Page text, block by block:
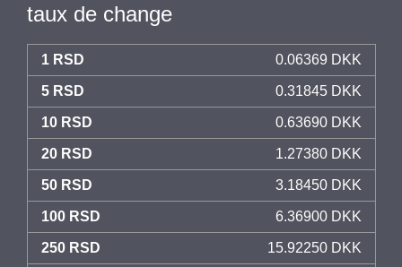
taux de change
1 RSD 0.06369 DKK
5 RSD 0.31845 DKK
10 RSD 0.63690 DKK
20 RSD 1.27380 DKK
50 RSD 3.18450 DKK
100 RSD 6.36900 DKK
250 RSD 15.92250 DKK